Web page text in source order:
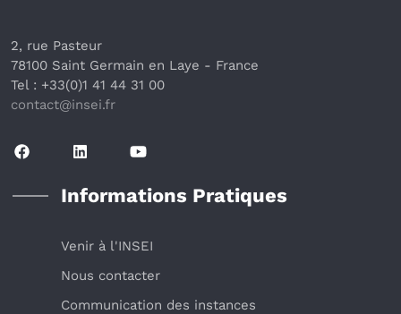
2, rue Pasteur
78100 Saint Germain en Laye - France
Tel : +33(0)1 41 44 31 00
contact@insei.fr
Informations Pratiques
Venir à l'INSEI
Nous contacter
Communication des instances